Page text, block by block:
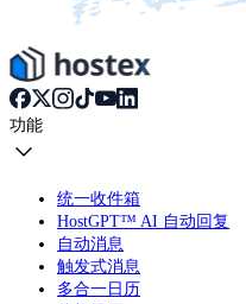
功能
统一收件箱
HostGPT™ AI 自动回复
自动消息
触发式消息
多合一日历